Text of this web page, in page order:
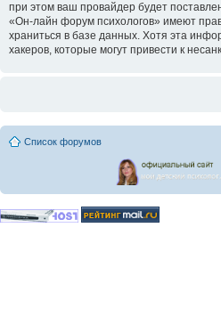
при этом ваш провайдер будет
«Он-лайн форум психологов» имеют
храниться в базе данных. Хотя эта
хакеров, которые могут привести к
Список форумов